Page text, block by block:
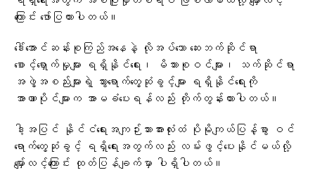
ကြောင်း ဖော်ပြထားပါတယ်။
ဒေါ်အောင်ဆန်းစုကြည်အနေနဲ့ လိုအပ်သော ဆေးဘက်ဆိုင်ရာ
စောင့်ရှောက်မှုများ ရရှိနိုင်ရေး၊ မိသားစုဝင်များ၊ သက်ဆိုင်ရာ
အဖွဲ့အစည်းများရဲ့ သွားရောက်တွေ့ဆုံခွင့်များ ရရှိနိုင်ရေးကို
အာဏာပိုင်များက အာမခံပေးရန်လည်း တိုက်တွန်းထားပါတယ်။
ဒါ့အပြင် နိုင်ငံရေးအကျဉ်းသားအားလုံးထံ ပိုမိုကျယ်ပြန့်စွာ ဝင်
ရောက်တွေ့ဆုံခွင့် ရရှိရေးအတွက်လည်း လမ်းဖွင့်ပေးနိုင်မယ်လို့
မျှော်လင့်ကြောင်း ထုတ်ပြန်ချက်မှာ ပါရှိပါတယ်။